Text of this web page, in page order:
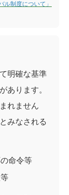
制度について」
明確な基準
あります。
れません
みなされる
命令等